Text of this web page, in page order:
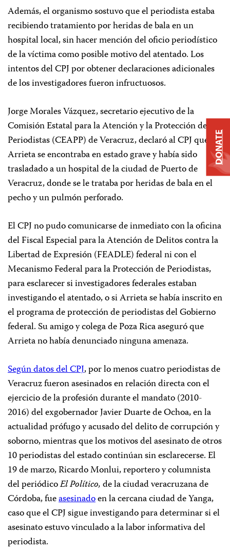
Además, el organismo sostuvo que el periodista estaba
recibiendo tratamiento por heridas de bala en un
hospital local, sin hacer mención del oficio periodístico
de la víctima como posible motivo del atentado. Los
intentos del CPJ por obtener declaraciones adicionales
de los investigadores fueron infructuosos.
Jorge Morales Vázquez, secretario ejecutivo de la
Comisión Estatal para la Atención y la Protección de los
Periodistas (CEAPP) de Veracruz, declaró al CPJ que
Arrieta se encontraba en estado grave y había sido
trasladado a un hospital de la ciudad de Puerto de
Veracruz, donde se le trataba por heridas de bala en el
pecho y un pulmón perforado.
El CPJ no pudo comunicarse de inmediato con la oficina
del Fiscal Especial para la Atención de Delitos contra la
Libertad de Expresión (FEADLE) federal ni con el
Mecanismo Federal para la Protección de Periodistas,
para esclarecer si investigadores federales estaban
investigando el atentado, o si Arrieta se había inscrito en
el programa de protección de periodistas del Gobierno
federal. Su amigo y colega de Poza Rica aseguró que
Arrieta no había denunciado ninguna amenaza.
Según datos del CPJ, por lo menos cuatro periodistas de
Veracruz fueron asesinados en relación directa con el
ejercicio de la profesión durante el mandato (2010-
2016) del exgobernador Javier Duarte de Ochoa, en la
actualidad prófugo y acusado del delito de corrupción y
soborno, mientras que los motivos del asesinato de otros
10 periodistas del estado continúan sin esclarecerse. El
19 de marzo, Ricardo Monlui, reportero y columnista
del periódicoEl Político,de la ciudad veracruzana de
Córdoba, fueasesinadoen la cercana ciudad de Yanga,
caso que el CPJ sigue investigando para determinar si el
asesinato estuvo vinculado a la labor informativa del
periodista.
DONATE